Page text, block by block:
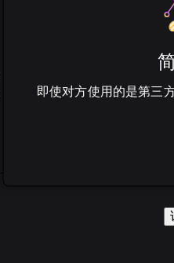
即使对方使用的是第三